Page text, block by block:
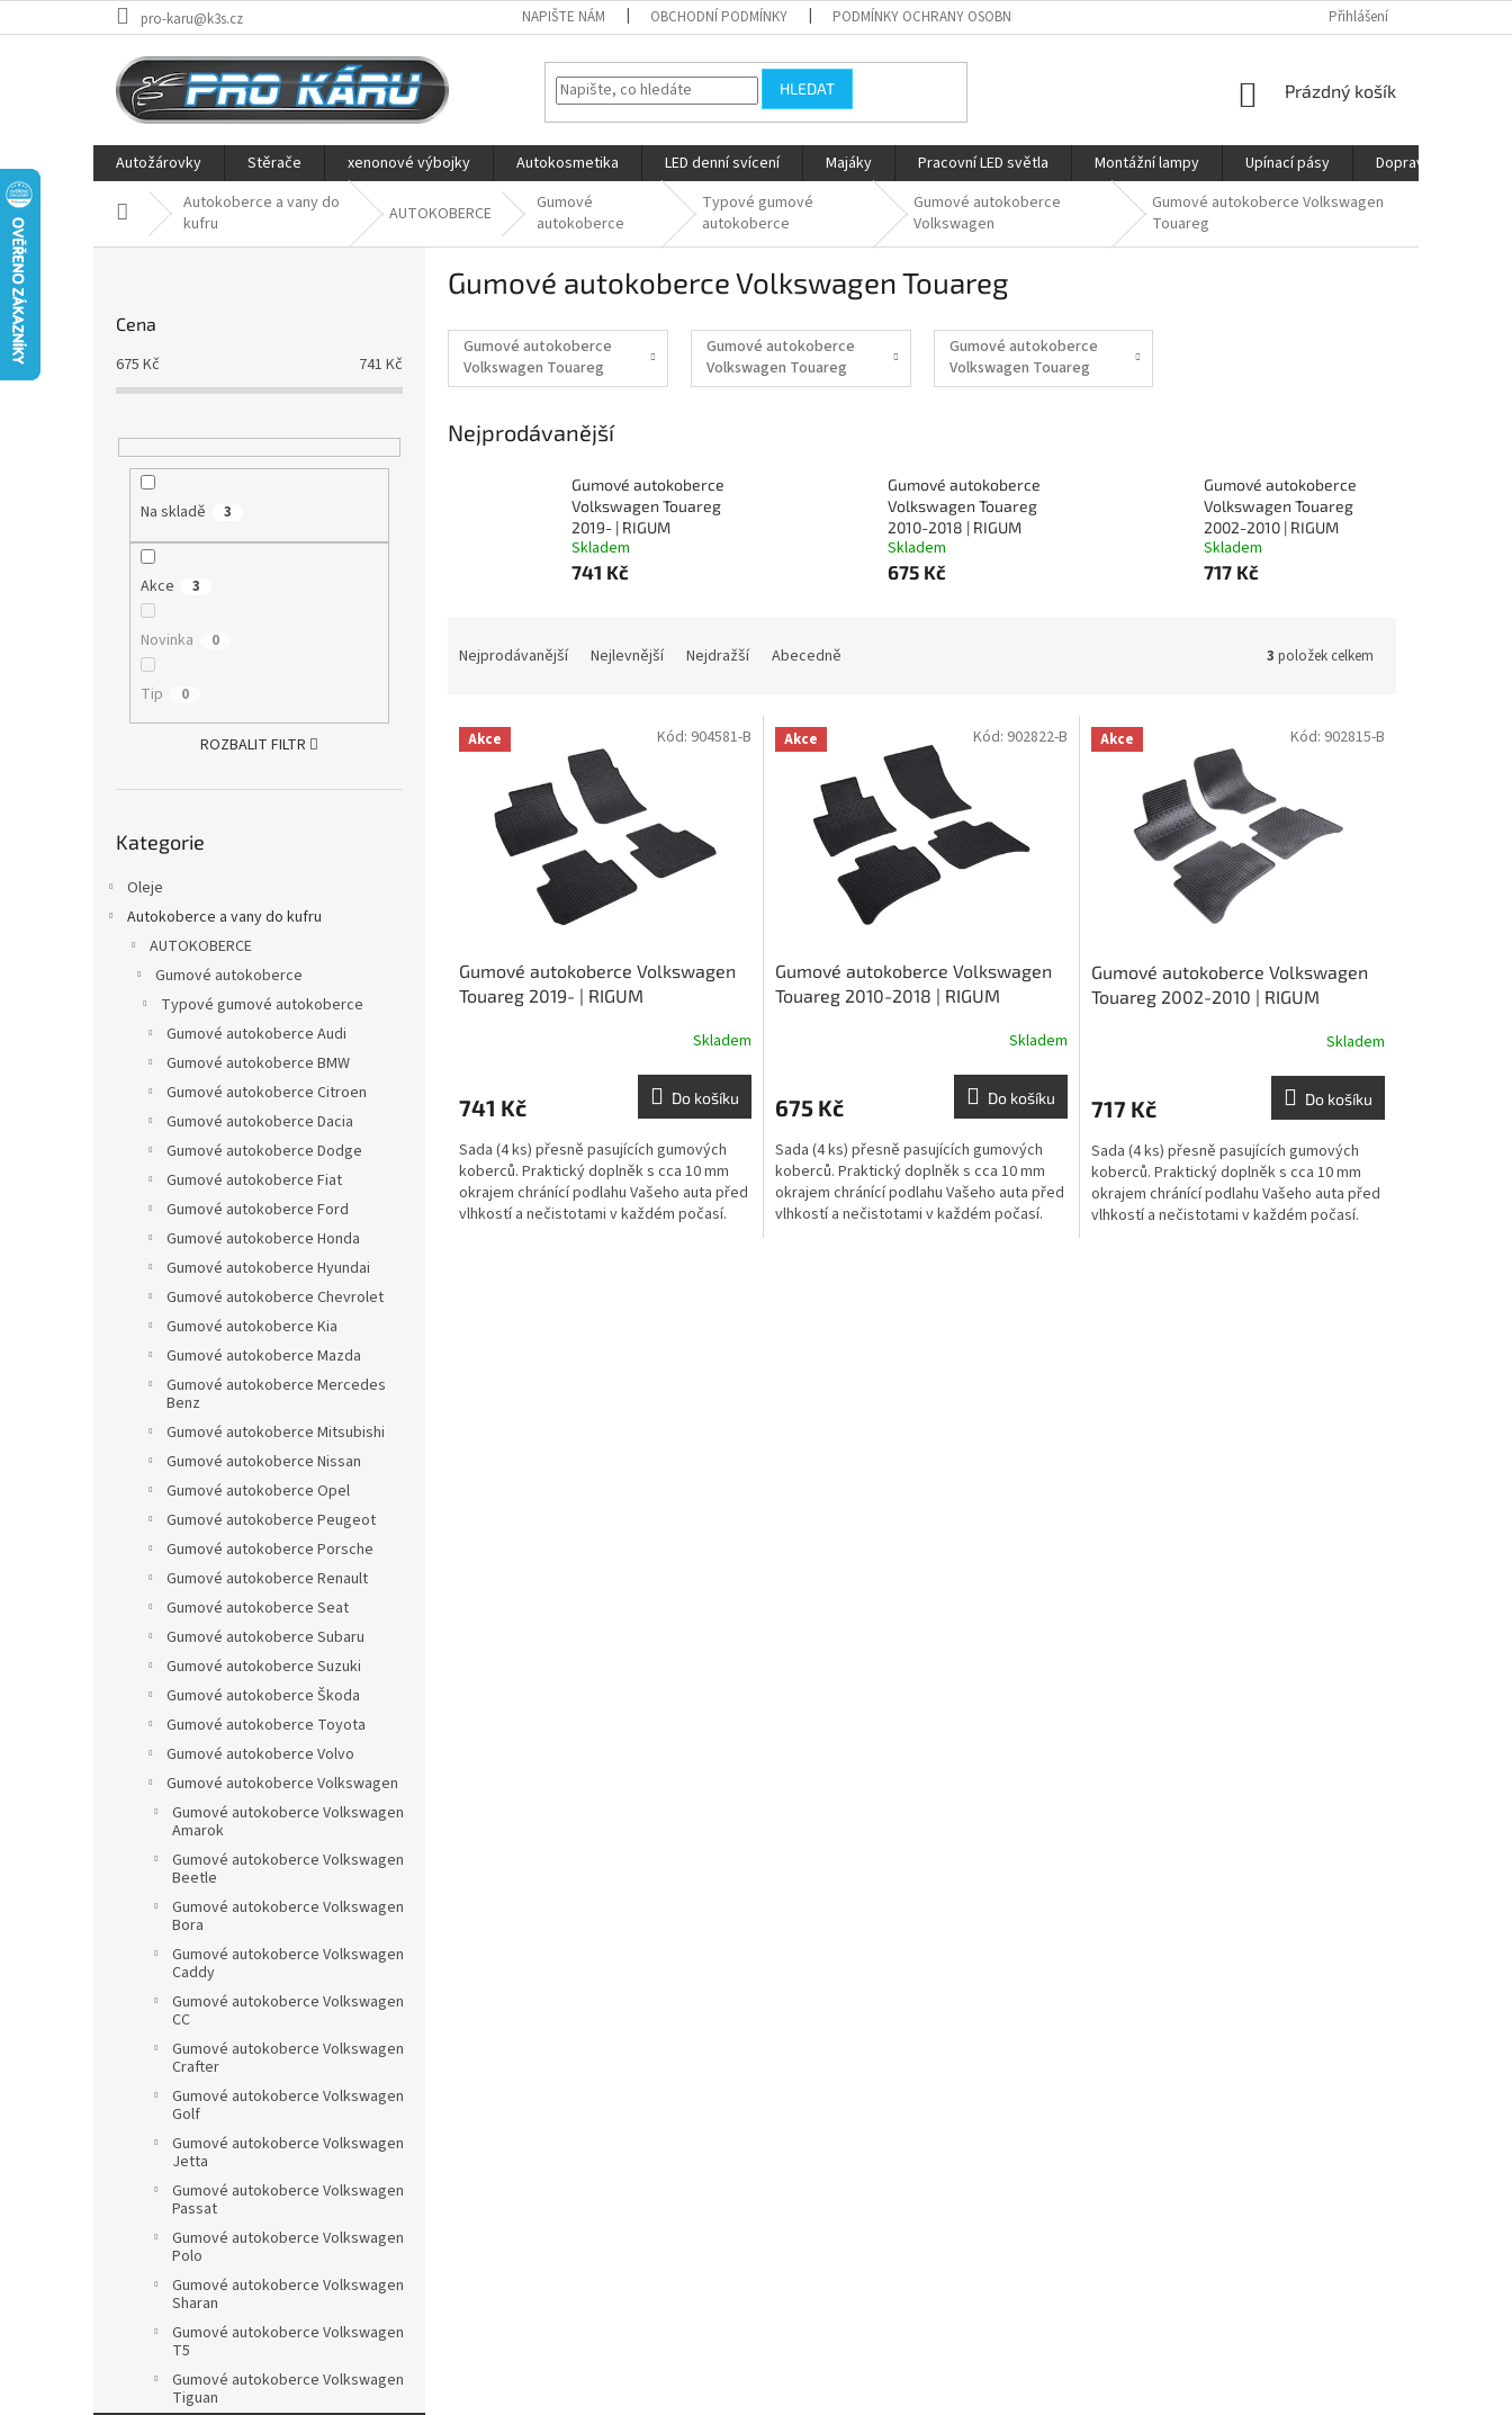
na
pro-karu@k3s.cz NAPIŠTE NÁM OBCHODNÍ PODMÍNKY PODMÍNKY OCHRANY OSOBNÍCH ÚDAJŮ DOPRAVAPřihlášení
HLEDAT
NÁKUPNÍ
Prázdný košík
Autožárovky Stěrače xenonové výbojky Autokosmetika LED denní svícení Majáky Pracovní LED světla Montážní lampy Upínací pásy Doprava
Domů Autokoberce a vany do
kufru
AUTOKOBERCE
Gumové
autokoberce
Typové gumové
autokoberce
Gumové autokoberce
Volkswagen
Gumové autokoberce Volkswagen
Touareg
Cena
675 Kč 741 Kč
Na skladě 3
Akce 3
Novinka 0
Tip 0
ROZBALIT FILTR
kategorie
Kategorie
Oleje
Autokoberce a vany do kufru
AUTOKOBERCE
Gumové autokoberce
Typové gumové autokoberce
Gumové autokoberce Audi
Gumové autokoberce BMW
Gumové autokoberce Citroen
Gumové autokoberce Dacia
Gumové autokoberce Dodge
Gumové autokoberce Fiat
Gumové autokoberce Ford
Gumové autokoberce Honda
Gumové autokoberce Hyundai
Gumové autokoberce Chevrolet
Gumové autokoberce Kia
Gumové autokoberce Mazda
Gumové autokoberce Mercedes
Benz
Gumové autokoberce Mitsubishi
Gumové autokoberce Nissan
Gumové autokoberce Opel
Gumové autokoberce Peugeot
Gumové autokoberce Porsche
Gumové autokoberce Renault
Gumové autokoberce Seat
Gumové autokoberce Subaru
Gumové autokoberce Suzuki
Gumové autokoberce Škoda
Gumové autokoberce Toyota
Gumové autokoberce Volvo
Gumové autokoberce Volkswagen
Gumové autokoberce Volkswagen
Amarok
Gumové autokoberce Volkswagen
Beetle
Gumové autokoberce Volkswagen
Bora
Gumové autokoberce Volkswagen
Caddy
Gumové autokoberce Volkswagen
CC
Gumové autokoberce Volkswagen
Crafter
Gumové autokoberce Volkswagen
Golf
Gumové autokoberce Volkswagen
Jetta
Gumové autokoberce Volkswagen
Passat
Gumové autokoberce Volkswagen
Polo
Gumové autokoberce Volkswagen
Sharan
Gumové autokoberce Volkswagen
T5
Gumové autokoberce Volkswagen
Tiguan
Gumové autokoberce Volkswagen Touareg
Gumové autokoberce
Volkswagen Touareg
10/2002-05/2010
Gumové autokoberce
Volkswagen Touareg
01/2010-04/2018
Gumové autokoberce
Volkswagen Touareg
05/2018-
Nejprodávanější
Gumové autokoberce
Volkswagen Touareg
2019- | RIGUM
Skladem
741 Kč
Gumové autokoberce
Volkswagen Touareg
2010-2018 | RIGUM
Skladem
675 Kč
Gumové autokoberce
Volkswagen Touareg
2002-2010 | RIGUM
Skladem
717 Kč
n
Nejprodávanější Nejlevnější Nejdražší Abecedně 3 položek celkem
V Akce
Gumové autokoberce Volkswagen
Touareg 2019- | RIGUM
Skladem
741 Kč Do košíku
Sada (4 ks) přesně pasujících gumových
koberců. Praktický doplněk s cca 10 mm
okrajem chránící podlahu Vašeho auta před
vlhkostí a nečistotami v každém počasí.
Kód: 904581-B Akce
Gumové autokoberce Volkswagen
Touareg 2010-2018 | RIGUM
Skladem
675 Kč Do košíku
Sada (4 ks) přesně pasujících gumových
koberců. Praktický doplněk s cca 10 mm
okrajem chránící podlahu Vašeho auta před
vlhkostí a nečistotami v každém počasí.
Kód: 902822-B Akce
Gumové autokoberce Volkswagen
Touareg 2002-2010 | RIGUM
Skladem
717 Kč Do košíku
Sada (4 ks) přesně pasujících gumových
koberců. Praktický doplněk s cca 10 mm
okrajem chránící podlahu Vašeho auta před
vlhkostí a nečistotami v každém počasí.
Kód: 902815-B